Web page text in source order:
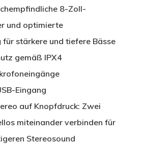
8-Zoll-
und optimierte
stärkere und tiefere Bässe
gemäß IPX4
Eingang
auf Knopfdruck: Zwei
miteinander verbinden für
Stereosound